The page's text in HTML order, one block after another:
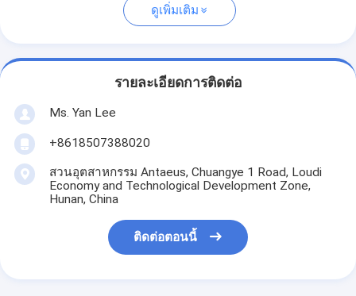
ดูเพิ่มเติม
รายละเอียดการติดต่อ
Ms. Yan Lee
+8618507388020
สวนอุตสาหกรรม Antaeus, Chuangye 1 Road, Loudi
Economy and Technological Development Zone,
Hunan, China
ติดต่อตอนนี้